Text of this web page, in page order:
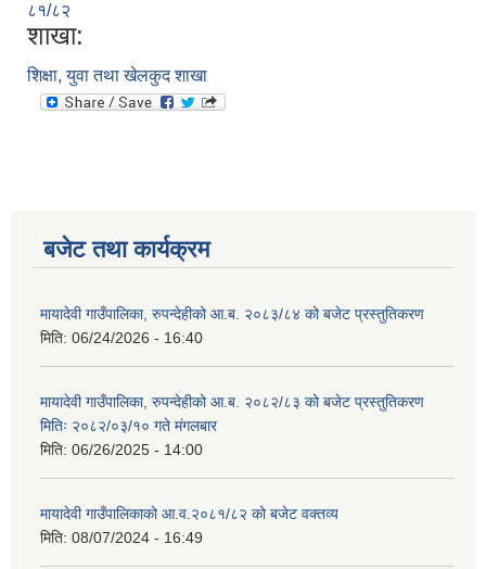
८१/८२
शाखा:
शिक्षा, युवा तथा खेलकुद शाखा
बजेट तथा कार्यक्रम
मायादेवी गाउँपालिका, रुपन्देहीको आ.ब. २०८३/८४ को बजेट प्रस्तुतिकरण
मिति: 06/24/2026 - 16:40
मायादेवी गाउँपालिका, रुपन्देहीको आ.ब. २०८२/८३ को बजेट प्रस्तुतिकरण
मितिः २०८२/०३/१० गते मंगलबार
मिति: 06/26/2025 - 14:00
मायादेवी गाउँपालिकाको आ.व.२०८१/८२ को बजेट वक्तव्य
मिति: 08/07/2024 - 16:49